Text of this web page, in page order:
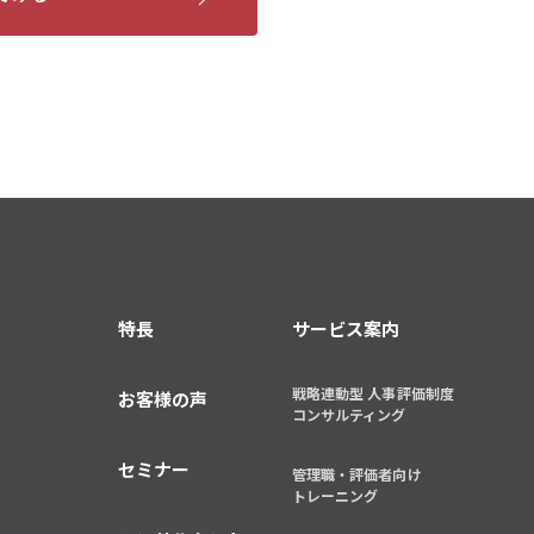
特長
お客様の声
セミナー
サービス案内
戦略連動型 人事評価制度
コンサルティング
管理職・評価者向け
トレーニング